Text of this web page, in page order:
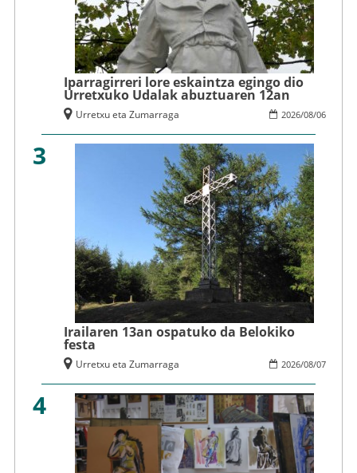
Iparragirreri lore eskaintza egingo dio
Urretxuko Udalak abuztuaren 12an
2026/08/06
Urretxu eta Zumarraga
3
Irailaren 13an ospatuko da Belokiko
festa
2026/08/07
Urretxu eta Zumarraga
4